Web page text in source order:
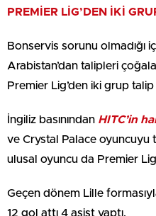
PREMİER LİG’DEN İKİ
Bonservis sorunu olmadığı
Arabistan’dan talipleri
Premier Lig’den iki grup
İngiliz basınından HITC’in
ve Crystal Palace oyuncuyu
ulusal oyuncu da Premier
Geçen dönem Lille
12 gol attı 4 asist yaptı.